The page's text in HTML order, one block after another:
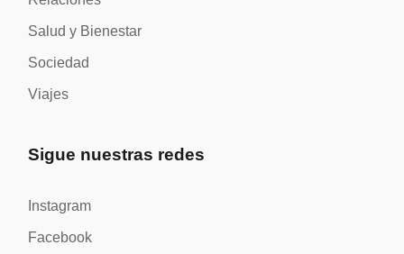
Salud y Bienestar
Sociedad
Viajes
Sigue nuestras redes
Instagram
Facebook